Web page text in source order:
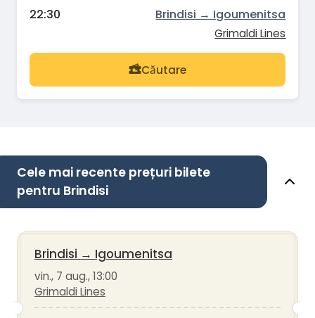
22:30 Brindisi → Igoumenitsa
Grimaldi Lines
Căutare
Cele mai recente prețuri bilete
pentru Brindisi
Brindisi → Igoumenitsa
vin., 7 aug., 13:00
Grimaldi Lines